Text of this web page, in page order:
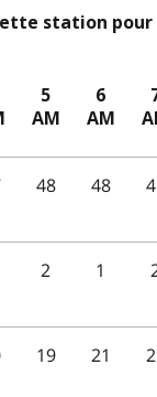
station
5
AM
6
AM
48 48
2 1
19 21